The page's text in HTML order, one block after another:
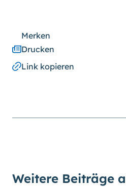
Merken
Drucken
Link kopieren
Weitere Beiträge